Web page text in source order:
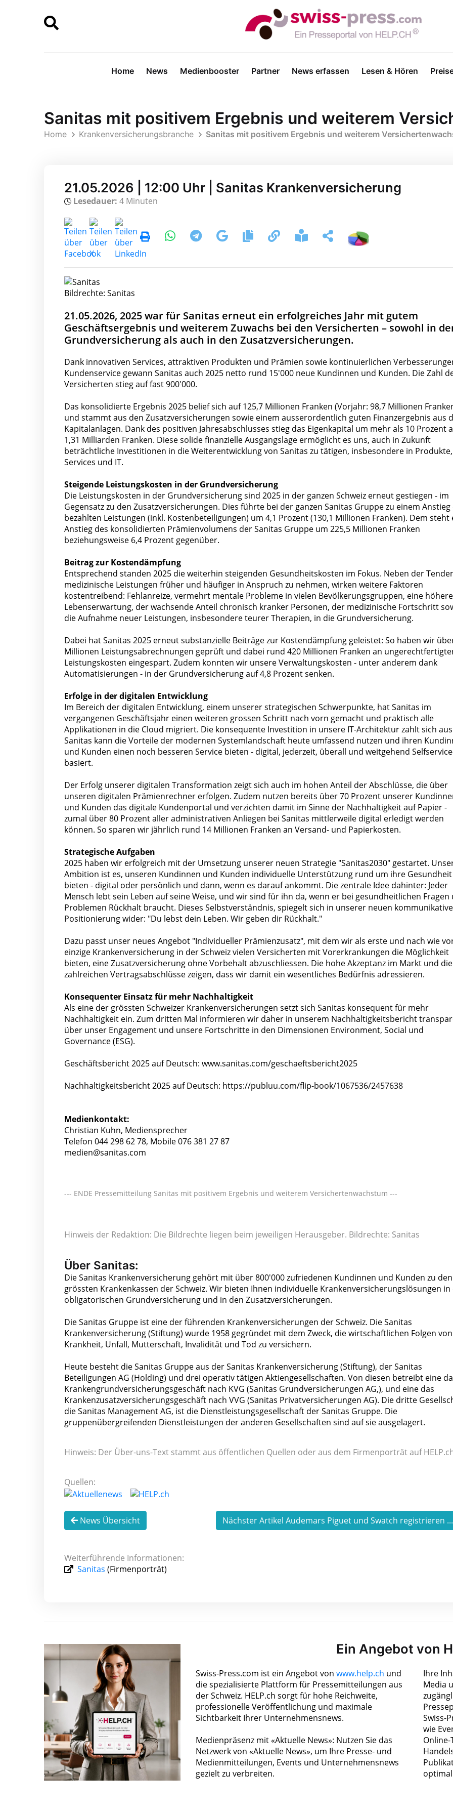
Home News Medienbooster Partner News erfassen Lesen & Hören
Sanitas mit positivem Ergebnis und weiterem
Home Krankenversicherungsbranche Sanitas mit positivem Ergebnis und weiterem
21.05.2026 | 12:00 Uhr | Sanitas Krankenversicherung
Lesedauer: 4 Minuten
Bildrechte: Sanitas
21.05.2026, 2025 war für Sanitas erneut ein erfolgreiches Jahr mit gutem
Geschäftsergebnis und weiterem Zuwachs bei den Versicherten – sowohl in
Grundversicherung als auch in den Zusatzversicherungen.
Dank innovativen Services, attraktiven Produkten und Prämien sowie kontinuierlichen
Kundenservice gewann Sanitas auch 2025 netto rund 15'000 neue Kundinnen und Kunden. Die Zahl
Versicherten stieg auf fast 900'000.
Das konsolidierte Ergebnis 2025 belief sich auf 125,7 Millionen Franken (Vorjahr: 98,7 Millionen
und stammt aus den Zusatzversicherungen sowie einem ausserordentlich guten Finanzergebnis aus
Kapitalanlagen. Dank des positiven Jahresabschlusses stieg das Eigenkapital um mehr als 10 Prozent
1,31 Milliarden Franken. Diese solide finanzielle Ausgangslage ermöglicht es uns, auch in Zukunft
beträchtliche Investitionen in die Weiterentwicklung von Sanitas zu tätigen, insbesondere in Produkte,
Services und IT.
Steigende Leistungskosten in der Grundversicherung
Die Leistungskosten in der Grundversicherung sind 2025 in der ganzen Schweiz erneut gestiegen - im
Gegensatz zu den Zusatzversicherungen. Dies führte bei der ganzen Sanitas Gruppe zu einem
bezahlten Leistungen (inkl. Kostenbeteiligungen) um 4,1 Prozent (130,1 Millionen Franken). Dem steht
Anstieg des konsolidierten Prämienvolumens der Sanitas Gruppe um 225,5 Millionen Franken
beziehungsweise 6,4 Prozent gegenüber.
Beitrag zur Kostendämpfung
Entsprechend standen 2025 die weiterhin steigenden Gesundheitskosten im Fokus. Neben der
medizinische Leistungen früher und häufiger in Anspruch zu nehmen, wirken weitere Faktoren
kostentreibend: Fehlanreize, vermehrt mentale Probleme in vielen Bevölkerungsgruppen, eine höhere
Lebenserwartung, der wachsende Anteil chronisch kranker Personen, der medizinische Fortschritt
die Aufnahme neuer Leistungen, insbesondere teurer Therapien, in die Grundversicherung.
Dabei hat Sanitas 2025 erneut substanzielle Beiträge zur Kostendämpfung geleistet: So haben wir
Millionen Leistungsabrechnungen geprüft und dabei rund 420 Millionen Franken an
Leistungskosten eingespart. Zudem konnten wir unsere Verwaltungskosten - unter anderem dank
Automatisierungen - in der Grundversicherung auf 4,8 Prozent senken.
Erfolge in der digitalen Entwicklung
Im Bereich der digitalen Entwicklung, einem unserer strategischen Schwerpunkte, hat Sanitas im
vergangenen Geschäftsjahr einen weiteren grossen Schritt nach vorn gemacht und praktisch alle
Applikationen in die Cloud migriert. Die konsequente Investition in unsere IT-Architektur zahlt sich
Sanitas kann die Vorteile der modernen Systemlandschaft heute umfassend nutzen und ihren
und Kunden einen noch besseren Service bieten - digital, jederzeit, überall und weitgehend
basiert.
Der Erfolg unserer digitalen Transformation zeigt sich auch im hohen Anteil der Abschlüsse, die über
unseren digitalen Prämienrechner erfolgen. Zudem nutzen bereits über 70 Prozent unserer
und Kunden das digitale Kundenportal und verzichten damit im Sinne der Nachhaltigkeit auf Papier -
zumal über 80 Prozent aller administrativen Anliegen bei Sanitas mittlerweile digital erledigt werden
können. So sparen wir jährlich rund 14 Millionen Franken an Versand- und Papierkosten.
Strategische Aufgaben
2025 haben wir erfolgreich mit der Umsetzung unserer neuen Strategie "Sanitas2030" gestartet.
Ambition ist es, unseren Kundinnen und Kunden individuelle Unterstützung rund um ihre Gesundheit
bieten - digital oder persönlich und dann, wenn es darauf ankommt. Die zentrale Idee dahinter: Jeder
Mensch lebt sein Leben auf seine Weise, und wir sind für ihn da, wenn er bei gesundheitlichen Fragen
Problemen Rückhalt braucht. Dieses Selbstverständnis, spiegelt sich in unserer neuen
Positionierung wider: "Du lebst dein Leben. Wir geben dir Rückhalt."
Dazu passt unser neues Angebot "Individueller Prämienzusatz", mit dem wir als erste und nach wie
einzige Krankenversicherung in der Schweiz vielen Versicherten mit Vorerkrankungen die Möglichkeit
bieten, eine Zusatzversicherung ohne Vorbehalt abzuschliessen. Die hohe Akzeptanz im Markt und die
zahlreichen Vertragsabschlüsse zeigen, dass wir damit ein wesentliches Bedürfnis adressieren.
Konsequenter Einsatz für mehr Nachhaltigkeit
Als eine der grössten Schweizer Krankenversicherungen setzt sich Sanitas konsequent für mehr
Nachhaltigkeit ein. Zum dritten Mal informieren wir daher in unserem Nachhaltigkeitsbericht
über unser Engagement und unsere Fortschritte in den Dimensionen Environment, Social und
Governance (ESG).
Geschäftsbericht 2025 auf Deutsch: www.sanitas.com/geschaeftsbericht2025
Nachhaltigkeitsbericht 2025 auf Deutsch: https://publuu.com/flip-book/1067536/2457638
Medienkontakt:
Christian Kuhn, Mediensprecher
Telefon 044 298 62 78, Mobile 076 381 27 87
medien@sanitas.com
--- ENDE Pressemitteilung Sanitas mit positivem Ergebnis und weiterem Versichertenwachstum ---
Hinweis der Redaktion: Die Bildrechte liegen beim jeweiligen Herausgeber. Bildrechte: Sanitas
Über Sanitas:
Die Sanitas Krankenversicherung gehört mit über 800'000 zufriedenen Kundinnen und Kunden zu den
grössten Krankenkassen der Schweiz. Wir bieten Ihnen individuelle Krankenversicherungslösungen in
obligatorischen Grundversicherung und in den Zusatzversicherungen.
Die Sanitas Gruppe ist eine der führenden Krankenversicherungen der Schweiz. Die Sanitas
Krankenversicherung (Stiftung) wurde 1958 gegründet mit dem Zweck, die wirtschaftlichen Folgen von
Krankheit, Unfall, Mutterschaft, Invalidität und Tod zu versichern.
Heute besteht die Sanitas Gruppe aus der Sanitas Krankenversicherung (Stiftung), der Sanitas
Beteiligungen AG (Holding) und drei operativ tätigen Aktiengesellschaften. Von diesen betreibt eine
Krankengrundversicherungsgeschäft nach KVG (Sanitas Grundversicherungen AG,), und eine das
Krankenzusatzversicherungsgeschäft nach VVG (Sanitas Privatversicherungen AG). Die dritte
die Sanitas Management AG, ist die Dienstleistungsgesellschaft der Sanitas Gruppe. Die
gruppenübergreifenden Dienstleistungen der anderen Gesellschaften sind auf sie ausgelagert.
Hinweis: Der Über-uns-Text stammt aus öffentlichen Quellen oder aus dem Firmenporträt auf
Quellen:
News Übersicht Nächster Artikel Audemars Piguet und Swatch registrieren
Weiterführende Informationen:
Sanitas (Firmenporträt)
Ein Angebot von
Swiss-Press.com ist ein Angebot von www.help.ch und
die spezialisierte Plattform für Pressemitteilungen aus
der Schweiz. HELP.ch sorgt für hohe Reichweite,
professionelle Veröffentlichung und maximale
Sichtbarkeit Ihrer Unternehmensnews.
Medienpräsenz mit «Aktuelle News»: Nutzen Sie das
Netzwerk von «Aktuelle News», um Ihre Presse- und
Medienmitteilungen, Events und Unternehmensnews
gezielt zu verbreiten.
Ihre
Media
Swiss-
wie